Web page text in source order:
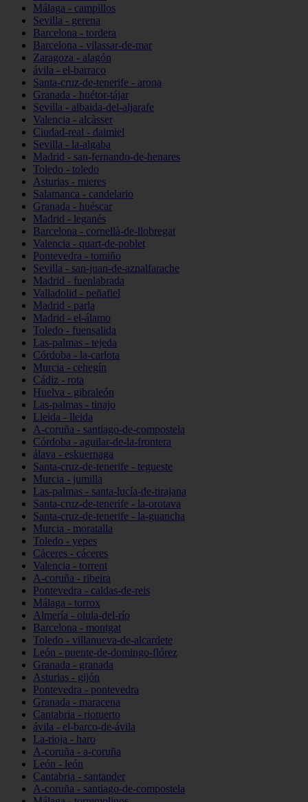
Málaga - campillos
Sevilla - gerena
Barcelona - tordera
Barcelona - vilassar-de-mar
Zaragoza - alagón
ávila - el-barraco
Santa-cruz-de-tenerife - arona
Granada - huétor-tájar
Sevilla - albaida-del-aljarafe
Valencia - alcàsser
Ciudad-real - daimiel
Sevilla - la-algaba
Madrid - san-fernando-de-henares
Toledo - toledo
Asturias - mieres
Salamanca - candelario
Granada - huéscar
Madrid - leganés
Barcelona - cornellà-de-llobregat
Valencia - quart-de-poblet
Pontevedra - tomiño
Sevilla - san-juan-de-aznalfarache
Madrid - fuenlabrada
Valladolid - peñafiel
Madrid - parla
Madrid - el-álamo
Toledo - fuensalida
Las-palmas - tejeda
Córdoba - la-carlota
Murcia - cehegín
Cádiz - rota
Huelva - gibraleón
Las-palmas - tinajo
Lleida - lleida
A-coruña - santiago-de-compostela
Córdoba - aguilar-de-la-frontera
álava - eskuernaga
Santa-cruz-de-tenerife - tegueste
Murcia - jumilla
Las-palmas - santa-lucía-de-tirajana
Santa-cruz-de-tenerife - la-orotava
Santa-cruz-de-tenerife - la-guancha
Murcia - moratalla
Toledo - yepes
Cáceres - cáceres
Valencia - torrent
A-coruña - ribeira
Pontevedra - caldas-de-reis
Málaga - torrox
Almería - olula-del-río
Barcelona - montgat
Toledo - villanueva-de-alcardete
León - puente-de-domingo-flórez
Granada - granada
Asturias - gijón
Pontevedra - pontevedra
Granada - maracena
Cantabria - riotuerto
ávila - el-barco-de-ávila
La-rioja - haro
A-coruña - a-coruña
León - león
Cantabria - santander
A-coruña - santiago-de-compostela